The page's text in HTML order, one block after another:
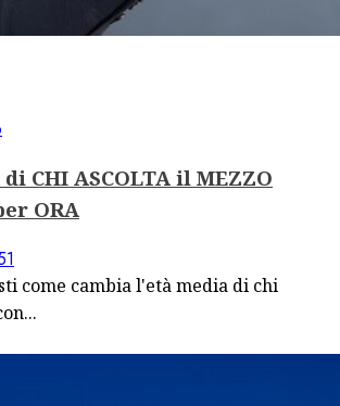
di CHI ASCOLTA il MEZZO
ORA
come cambia l'età media di chi